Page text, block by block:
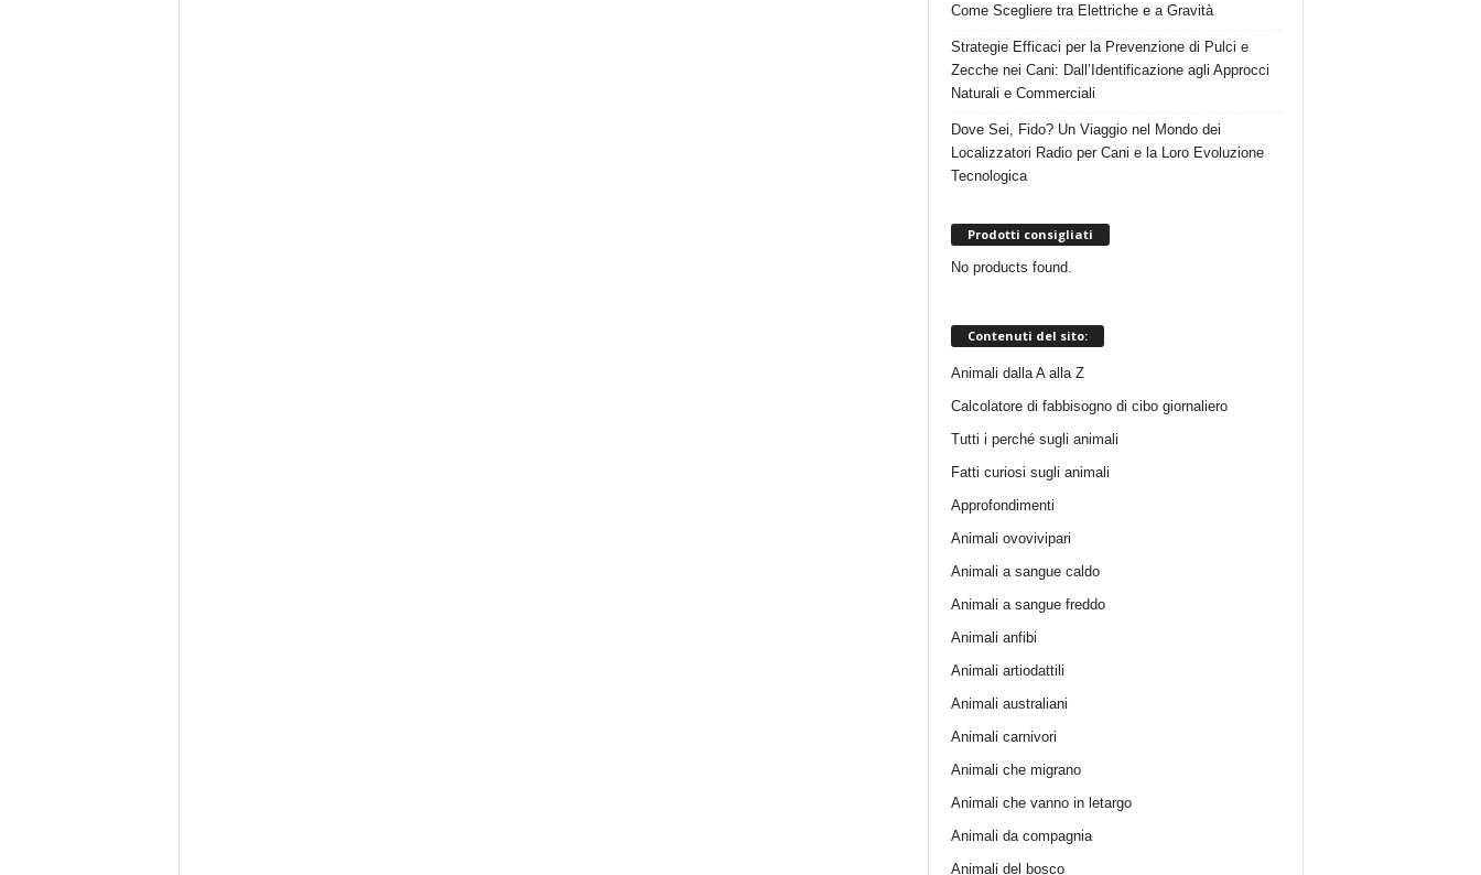
Come Scegliere tra Elettriche e a Gravità
Strategie Efficaci per la Prevenzione di Pulci e
Zecche nei Cani: Dall’Identificazione agli Approcci
Naturali e Commerciali
Dove Sei, Fido? Un Viaggio nel Mondo dei
Localizzatori Radio per Cani e la Loro Evoluzione
Tecnologica
Prodotti consigliati
No products found.
Contenuti del sito:
Animali dalla A alla Z
Calcolatore di fabbisogno di cibo giornaliero
Tutti i perché sugli animali
Fatti curiosi sugli animali
Approfondimenti
Animali ovovivipari
Animali a sangue caldo
Animali a sangue freddo
Animali anfibi
Animali artiodattili
Animali australiani
Animali carnivori
Animali che migrano
Animali che vanno in letargo
Animali da compagnia
Animali del bosco